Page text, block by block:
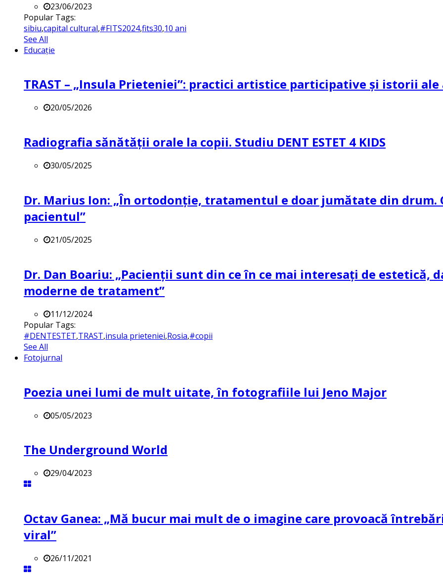
23/06/2023
Popular Tags:
sibiu,capital cultural,#FITS2024,fits30,10 ani
See All
Educație
TRAST – „Insula Prieteniei”: practici artistice participative și istorii
20/05/2026
Radiografia sănătății orale la copii. Studiu DENT ESTET 4 KIDS
30/05/2025
Dr. Marius Ion: „În ortodonție, tratamentul e doar jumătate din drum.
pacientul”
21/05/2025
Dr. Dan Boariu: „Pacienții sunt din ce în ce mai interesați de estetică,
moderne de tratament”
11/12/2024
Popular Tags:
#DENTESTET,TRAST,insula prieteniei,Rosia,#copii
See All
Fotojurnal
Poezia unei lumi de mult uitate, în fotografiile lui Jeno Major
05/05/2023
The Underground World
29/04/2023
Octav Ganea: „Mă bucur mai mult de o imagine care provoacă
viral”
26/11/2021